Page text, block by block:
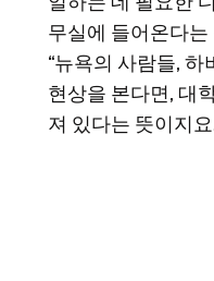
무실에 들어온다는
“뉴욕의 사람들,
현상을 본다면, 대
져 있다는 뜻이지요